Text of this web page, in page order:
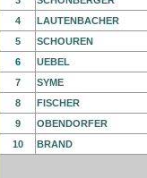
4
LAUTENBACHER
5
SCHOUREN
6
UEBEL
7
SYME
8
FISCHER
9
OBENDORFER
10
BRAND